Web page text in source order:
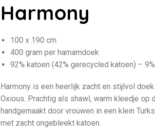
Harmony
100 x 190 cm
400 gram per hamamdoek
92% katoen (42% gerecycled katoen) –
Harmony is een heerlijk zacht en stijlvol
Oxious. Prachtig als shawl, warm kleedje op
handgemaakt door vrouwen in een klein
met zacht ongebleekt katoen.